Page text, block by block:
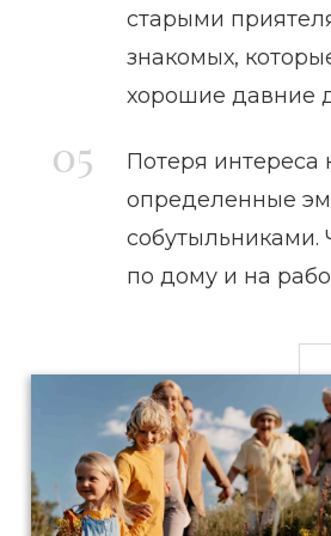
старыми
знакомых,
хорошие давние
Потеря
определенные
собутыльниками.
по дому и на